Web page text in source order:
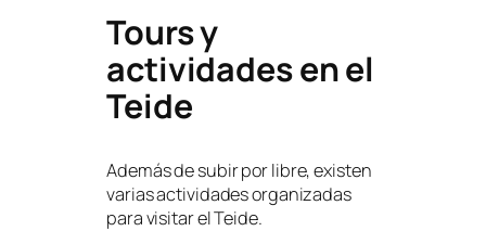
Tours y
actividades en el
Teide
Además de subir por libre, existen
varias actividades organizadas
para visitar el Teide.